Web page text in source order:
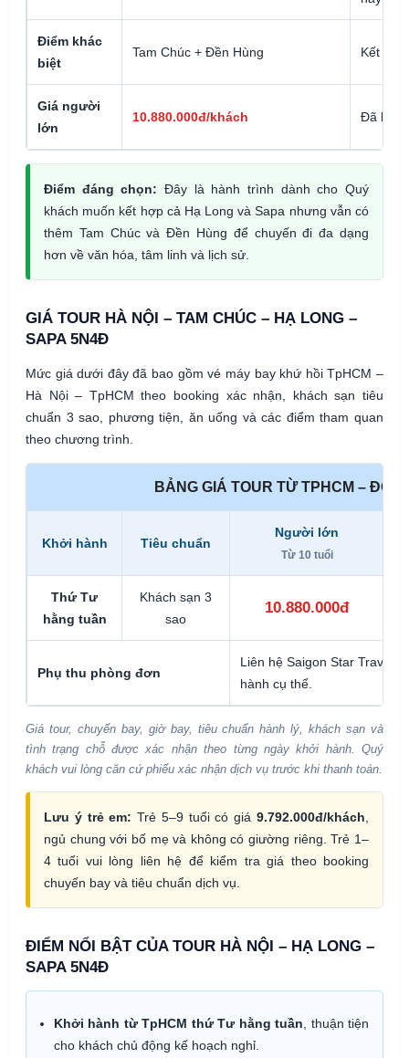
Điểm khác
biệt
Tam Chúc + Đền Hùng Kết
Giá người
lớn
10.880.000đ/khách Đã bao
Điểm đáng chọn: Đây là hành trình dành cho Quý
khách muốn kết hợp cả Hạ Long và Sapa nhưng vẫn có
thêm Tam Chúc và Đền Hùng để chuyến đi đa dạng
hơn về văn hóa, tâm linh và lịch sử.
GIÁ TOUR HÀ NỘI – TAM CHÚC – HẠ LONG –
SAPA 5N4Đ
Mức giá dưới đây đã bao gồm vé máy bay khứ hồi TpHCM –
Hà Nội – TpHCM theo booking xác nhận, khách sạn tiêu
chuẩn 3 sao, phương tiện, ăn uống và các điểm tham quan
theo chương trình.
BẢNG GIÁ TOUR TỪ TPHCM –
Khởi hành Tiêu chuẩn
Người lớn
Từ 10 tuổi
Thứ Tư
hằng tuần
Khách sạn 3
sao
10.880.000đ
Phụ thu phòng đơn
Liên hệ Saigon Star Travel
hành cụ thể.
Giá tour, chuyến bay, giờ bay, tiêu chuẩn hành lý, khách sạn và
tình trạng chỗ được xác nhận theo từng ngày khởi hành. Quý
khách vui lòng căn cứ phiếu xác nhận dịch vụ trước khi thanh toán.
Lưu ý trẻ em: Trẻ 5–9 tuổi có giá9.792.000đ/khách
ngủ chung với bố mẹ và không có giường riêng. Trẻ 1–
4 tuổi vui lòng liên hệ để kiểm tra giá theo booking
chuyến bay và tiêu chuẩn dịch vụ.
ĐIỂM NỔI BẬT CỦA TOUR HÀ NỘI – HẠ LONG –
SAPA 5N4Đ
Khởi hành từ TpHCM thứ Tư hằng tuần , thuận tiện
cho khách chủ động kế hoạch nghỉ.